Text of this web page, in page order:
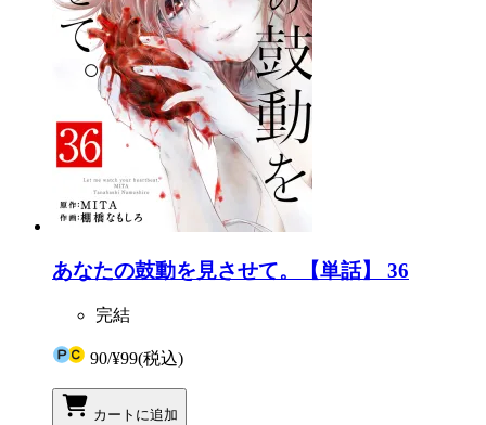
あなたの鼓動を見させて。【単話】 36
完結
90/¥99(税込)
カートに追加